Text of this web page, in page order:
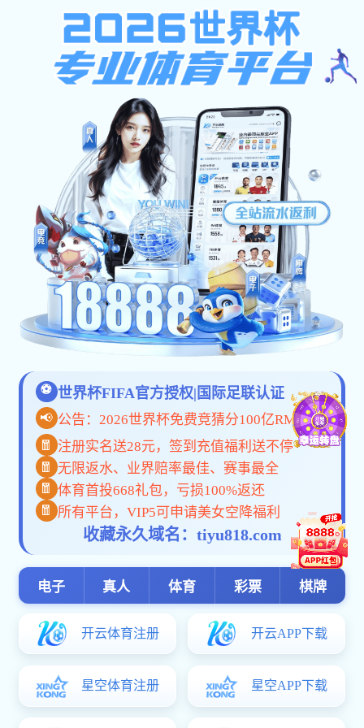
亚新电子app
欢迎访亚星游戏端入口网站！
切
换
导
航
网站首页>>卓工专项 >>卓工培养>> 正文
卓工培养
亚新电子app:关于公布2025年度卓越
工程师学院精品课程培育项目立项名
单的通知
时间：2025-11-19 编辑：胡亚民